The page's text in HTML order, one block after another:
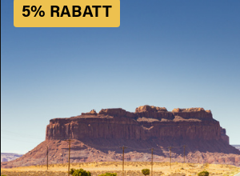
5% RABATT